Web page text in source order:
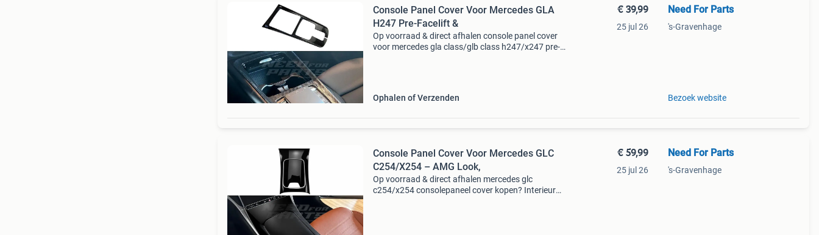
Console Panel Cover Voor Mercedes GLA
H247 Pre-Facelift &
Op voorraad & direct afhalen console panel cover
voor mercedes gla class/glb class h247/x247 pre-
Ophalen of Verzenden
€ 39,99
25 jul 26
Need For Parts
's-Gravenhage
Bezoek website
Console Panel Cover Voor Mercedes GLC
C254/X254 – AMG Look,
Op voorraad & direct afhalen mercedes glc
c254/x254 consolepaneel cover kopen? Interieur
€ 59,99
25 jul 26
Need For Parts
's-Gravenhage